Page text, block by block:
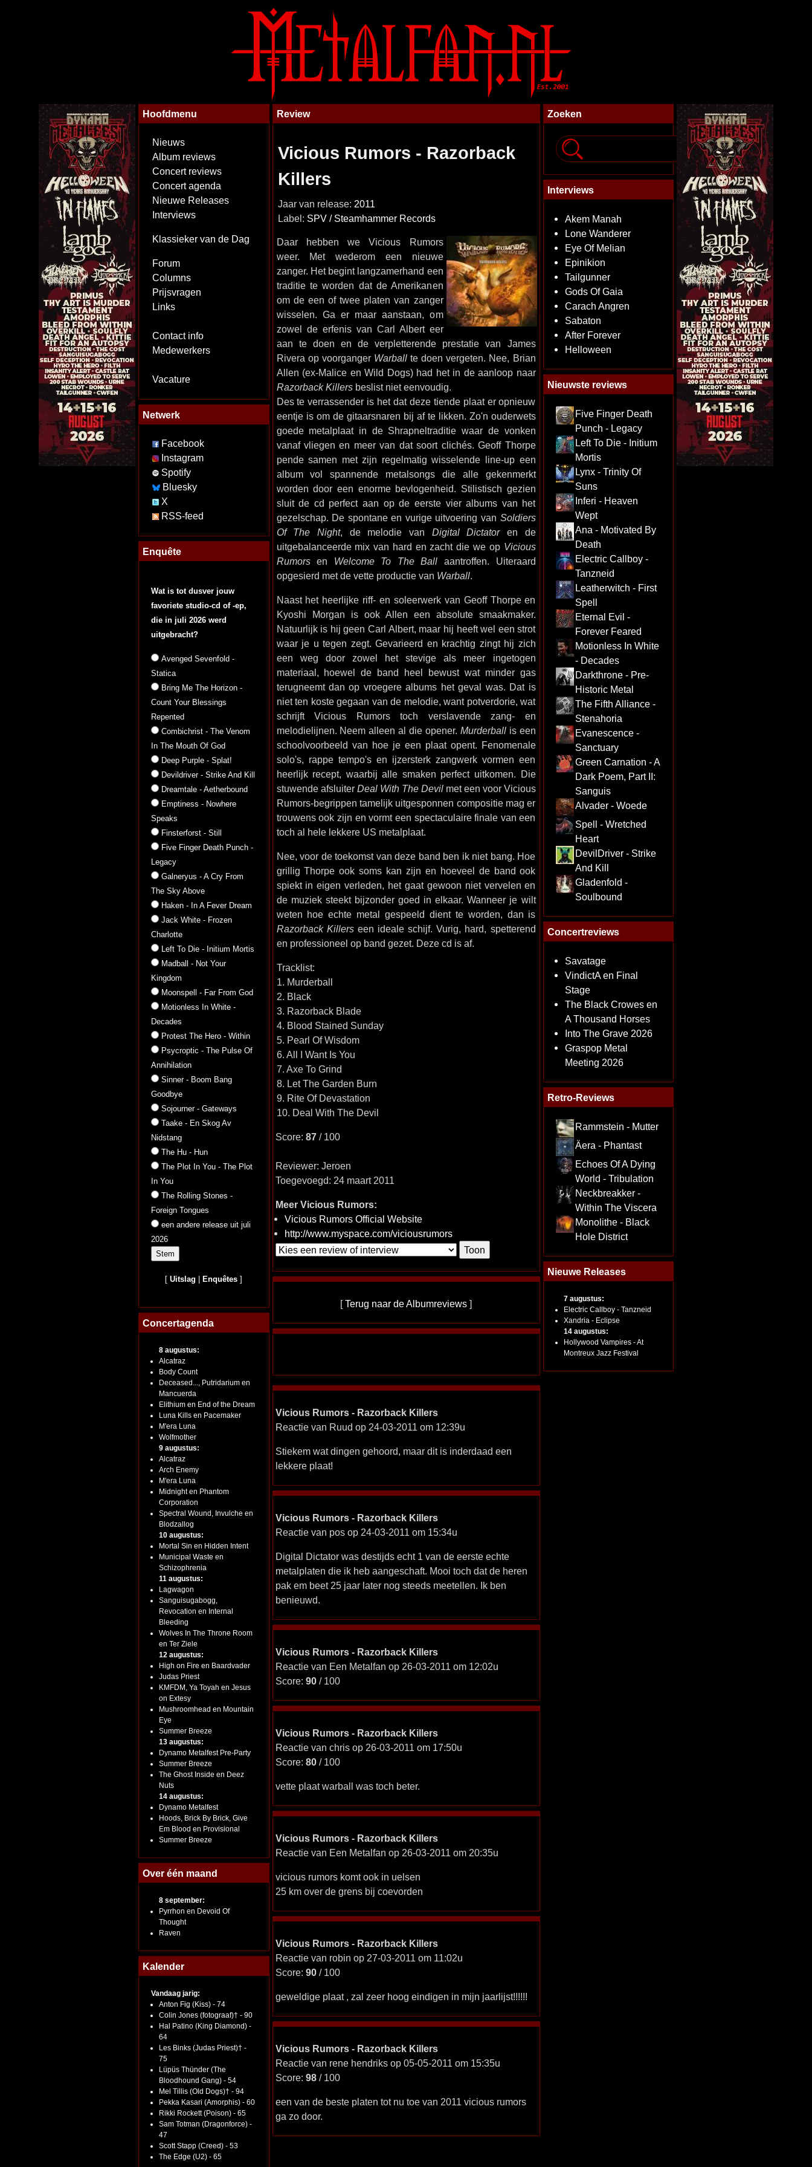
Hoofdmenu
Nieuws
Album reviews
Concert reviews
Concert agenda
Nieuwe Releases
Interviews
Klassieker van de Dag
Forum
Columns
Prijsvragen
Links
Contact info
Medewerkers
Vacature
Netwerk
Facebook
Instagram
Spotify
Bluesky
X
RSS-feed
Enquête
Wat is tot dusver jouw
favoriete studio-cd of -ep,
die in juli 2026 werd
uitgebracht?
Avenged Sevenfold -
Statica
Bring Me The Horizon -
Count Your Blessings
Repented
Combichrist - The Venom
In The Mouth Of God
Deep Purple - Splat!
Devildriver - Strike And Kill
Dreamtale - Aetherbound
Emptiness - Nowhere
Speaks
Finsterforst - Still
Five Finger Death Punch -
Legacy
Galneryus - A Cry From
The Sky Above
Haken - In A Fever Dream
Jack White - Frozen
Charlotte
Left To Die - Initium Mortis
Madball - Not Your
Kingdom
Moonspell - Far From God
Motionless In White -
Decades
Protest The Hero - Within
Psycroptic - The Pulse Of
Annihilation
Sinner - Boom Bang
Goodbye
Sojourner - Gateways
Taake - En Skog Av
Nidstang
The Hu - Hun
The Plot In You - The Plot
In You
The Rolling Stones -
Foreign Tongues
een andere release uit juli
2026
[Uitslag Enquêtes ]
Concertagenda
8 augustus:
Alcatraz
Body Count
Deceased..., Putridarium en
Mancuerda
Elithium en End of the Dream
Luna Kills en Pacemaker
M'era Luna
Wolfmother
9 augustus:
Alcatraz
Arch Enemy
M'era Luna
Midnight en Phantom
Corporation
Spectral Wound, Invulche en
Blodzallog
10 augustus:
Mortal Sin en Hidden Intent
Municipal Waste en
Schizophrenia
11 augustus:
Lagwagon
Sanguisugabogg,
Revocation en Internal
Bleeding
Wolves In The Throne Room
en Ter Ziele
12 augustus:
High on Fire en Baardvader
Judas Priest
KMFDM, Ya Toyah en Jesus
on Extesy
Mushroomhead en Mountain
Eye
Summer Breeze
13 augustus:
Dynamo Metalfest Pre-Party
Summer Breeze
The Ghost Inside en Deez
Nuts
14 augustus:
Dynamo Metalfest
Hoods, Brick By Brick, Give
Em Blood en Provisional
Summer Breeze
Over één maand
8 september:
Pyrrhon en Devoid Of
Thought
Raven
Kalender
Vandaag jarig:
Anton Fig (Kiss) - 74
Colin Jones (fotograaf)† - 90
Hal Patino (King Diamond) -
64
Les Binks (Judas Priest)† -
75
Lüpüs Thünder (The
Bloodhound Gang) - 54
Mel Tillis (Old Dogs)† - 94
Pekka Kasari (Amorphis) - 60
Rikki Rockett (Poison) - 65
Sam Totman (Dragonforce) -
47
Scott Stapp (Creed) - 53
The Edge (U2) - 65
Review
Vicious Rumors - Razorback
Killers
Jaar van release: 2011
Label: SPV / Steamhammer Records
Daar hebben we Vicious Rumors
weer. Met wederom een nieuwe
zanger. Het begint langzamerhand een
traditie te worden dat de Amerikanen
om de een of twee platen van zanger
wisselen. Ga er maar aanstaan, om
zowel de erfenis van Carl Albert eer
aan te doen en de verpletterende prestatie van James
Rivera op voorganger Warballte doen vergeten. Nee, Brian
Allen (ex-Malice en Wild Dogs) had het in de aanloop naar
Razorback Killersbeslist niet eenvoudig.
Des te verrassender is het dat deze tiende plaat er opnieuw
eentje is om de gitaarsnaren bij af te likken. Zo'n ouderwets
goede metalplaat in de Shrapneltraditie waar de vonken
vanaf vliegen en meer van dat soort clichés. Geoff Thorpe
pende samen met zijn regelmatig wisselende line-up een
album vol spannende metalsongs die alle gekenmerkt
worden door een enorme bevlogenheid. Stilistisch gezien
sluit de cd perfect aan op de eerste vier albums van het
gezelschap. De spontane en vurige uitvoering van Soldiers
Of The Night, de melodie van Digital Dictatoren de
uitgebalanceerde mix van hard en zacht die we op Vicious
Rumorsen Welcome To The Ball aantroffen. Uiteraard
opgesierd met de vette productie van Warball.
Naast het heerlijke riff- en soleerwerk van Geoff Thorpe en
Kyoshi Morgan is ook Allen een absolute smaakmaker.
Natuurlijk is hij geen Carl Albert, maar hij heeft wel een strot
waar je u tegen zegt. Gevarieerd en krachtig zingt hij zich
een weg door zowel het stevige als meer ingetogen
materiaal, hoewel de band heel bewust wat minder gas
terugneemt dan op vroegere albums het geval was. Dat is
niet ten koste gegaan van de melodie, want potverdorie, wat
schrijft Vicious Rumors toch verslavende zang- en
melodielijnen. Neem alleen al die opener. Murderballis een
schoolvoorbeeld van hoe je een plaat opent. Fenomenale
solo's, rappe tempo's en ijzersterk zangwerk vormen een
heerlijk recept, waarbij alle smaken perfect uitkomen. Die
stuwende afsluiter Deal With The Devilmet een voor Vicious
Rumors-begrippen tamelijk uitgesponnen compositie mag er
trouwens ook zijn en vormt een spectaculaire finale van een
toch al hele lekkere US metalplaat.
Nee, voor de toekomst van deze band ben ik niet bang. Hoe
grillig Thorpe ook soms kan zijn en hoeveel de band ook
spiekt in eigen verleden, het gaat gewoon niet vervelen en
de muziek steekt bijzonder goed in elkaar. Wanneer je wilt
weten hoe echte metal gespeeld dient te worden, dan is
Razorback Killerseen ideale schijf. Vurig, hard, spetterend
en professioneel op band gezet. Deze cd is af.
Tracklist:
1. Murderball
2. Black
3. Razorback Blade
4. Blood Stained Sunday
5. Pearl Of Wisdom
6. All I Want Is You
7. Axe To Grind
8. Let The Garden Burn
9. Rite Of Devastation
10. Deal With The Devil
Score: 87/ 100
Reviewer: Jeroen
Toegevoegd: 24 maart 2011
Meer Vicious Rumors:
Vicious Rumors Official Website
http://www.myspace.com/viciousrumors
[Terug naar de Albumreviews ]
Vicious Rumors - Razorback Killers
Reactie van Ruud op 24-03-2011 om 12:39u
Stiekem wat dingen gehoord, maar dit is inderdaad een
lekkere plaat!
Vicious Rumors - Razorback Killers
Reactie van pos op 24-03-2011 om 15:34u
Digital Dictator was destijds echt 1 van de eerste echte
metalplaten die ik heb aangeschaft. Mooi toch dat de heren
pak em beet 25 jaar later nog steeds meetellen. Ik ben
benieuwd.
Vicious Rumors - Razorback Killers
Reactie van Een Metalfan op 26-03-2011 om 12:02u
Score: 90/ 100
Vicious Rumors - Razorback Killers
Reactie van chris op 26-03-2011 om 17:50u
Score: 80/ 100
vette plaat warball was toch beter.
Vicious Rumors - Razorback Killers
Reactie van Een Metalfan op 26-03-2011 om 20:35u
vicious rumors komt ook in uelsen
25 km over de grens bij coevorden
Vicious Rumors - Razorback Killers
Reactie van robin op 27-03-2011 om 11:02u
Score: 90/ 100
geweldige plaat , zal zeer hoog eindigen in mijn jaarlijst!!!!!!
Vicious Rumors - Razorback Killers
Reactie van rene hendriks op 05-05-2011 om 15:35u
Score: 98/ 100
een van de beste platen tot nu toe van 2011 vicious rumors
ga zo door.
Zoeken
Interviews
Akem Manah
Lone Wanderer
Eye Of Melian
Epinikion
Tailgunner
Gods Of Gaia
Carach Angren
Sabaton
After Forever
Helloween
Nieuwste reviews
Five Finger Death
Punch - Legacy
Left To Die - Initium
Mortis
Lynx - Trinity Of
Suns
Inferi - Heaven
Wept
Ana - Motivated By
Death
Electric Callboy -
Tanzneid
Leatherwitch - First
Spell
Eternal Evil -
Forever Feared
Motionless In White
- Decades
Darkthrone - Pre-
Historic Metal
The Fifth Alliance -
Stenahoria
Evanescence -
Sanctuary
Green Carnation - A
Dark Poem, Part II:
Sanguis
Alvader - Woede
Spell - Wretched
Heart
DevilDriver - Strike
And Kill
Gladenfold -
Soulbound
Concertreviews
Savatage
VindictA en Final
Stage
The Black Crowes en
A Thousand Horses
Into The Grave 2026
Graspop Metal
Meeting 2026
Retro-Reviews
Rammstein - Mutter
Äera - Phantast
Echoes Of A Dying
World - Tribulation
Neckbreakker -
Within The Viscera
Monolithe - Black
Hole District
Nieuwe Releases
7 augustus:
Electric Callboy - Tanzneid
Xandria - Eclipse
14 augustus:
Hollywood Vampires - At
Montreux Jazz Festival